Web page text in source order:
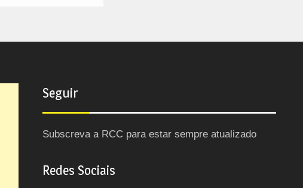
Seguir
Subscreva a RCC para estar sempre atualizado
Redes Sociais